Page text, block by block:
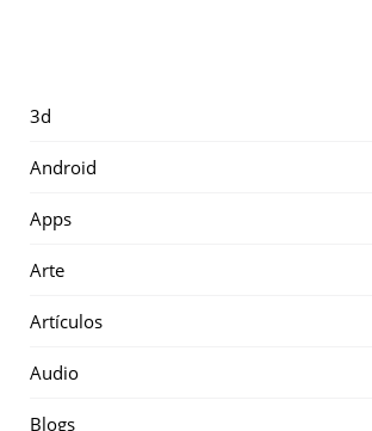
3d
Android
Apps
Arte
Artículos
Audio
Blogs